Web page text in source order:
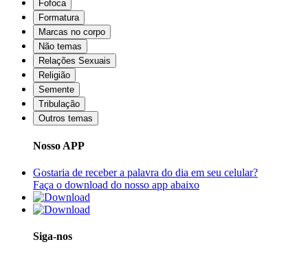
Fofoca
Formatura
Marcas no corpo
Não temas
Relações Sexuais
Religião
Semente
Tribulação
Outros temas
Nosso APP
Gostaria de receber a palavra do dia em seu celular?
Faça o download do nosso app abaixo
Siga-nos